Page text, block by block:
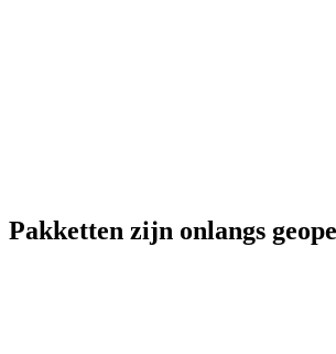
Pakketten zijn onlangs